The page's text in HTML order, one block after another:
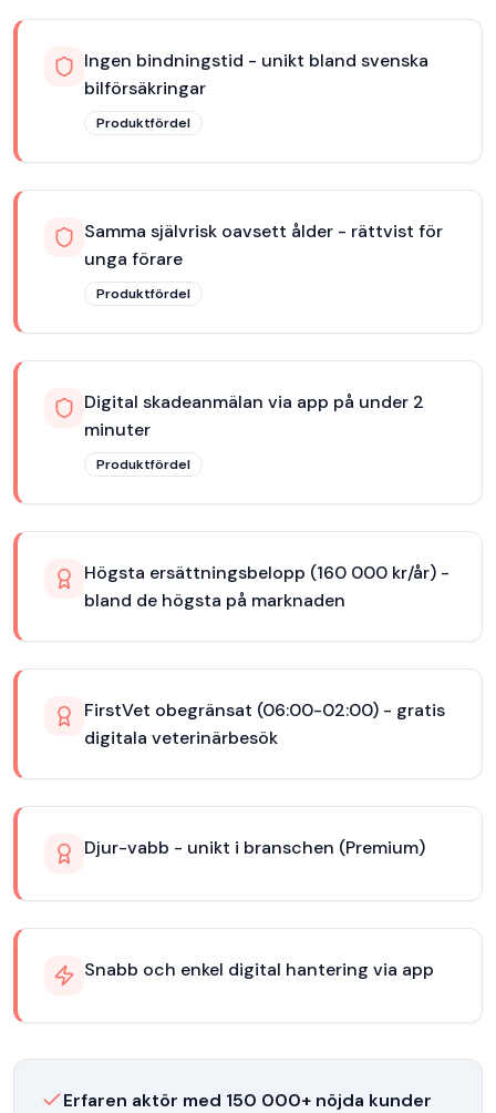
Ingen bindningstid - unikt bland svenska
bilförsäkringar
Produktfördel
Samma självrisk oavsett ålder - rättvist för
unga förare
Produktfördel
Digital skadeanmälan via app på under 2
minuter
Produktfördel
Högsta ersättningsbelopp (160 000 kr/år) -
bland de högsta på marknaden
FirstVet obegränsat (06:00-02:00) - gratis
digitala veterinärbesök
Djur-vabb - unikt i branschen (Premium)
Snabb och enkel digital hantering via app
Erfaren aktör med 150 000+ nöjda kunder